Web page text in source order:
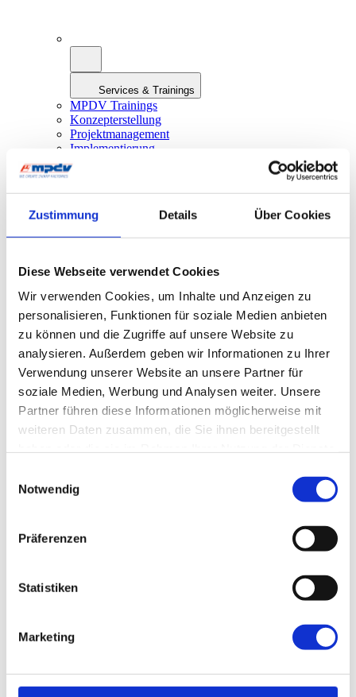
Zustimmung Details Über Cookies
Diese Webseite verwendet Cookies
Wir verwenden Cookies, um Inhalte und Anzeigen zu
personalisieren, Funktionen für soziale Medien anbieten
zu können und die Zugriffe auf unsere Website zu
analysieren. Außerdem geben wir Informationen zu Ihrer
Verwendung unserer Website an unsere Partner für
soziale Medien, Werbung und Analysen weiter. Unsere
Partner führen diese Informationen möglicherweise mit
weiteren Daten zusammen, die Sie ihnen bereitgestellt
Notwendig
Präferenzen
Statistiken
Marketing
Services & Trainings
MPDV Trainings
Konzepterstellung
Projektmanagement
Implementierung
Systembetrieb
Innovation & Wissen
Künstliche Intelligenz
KI: Definition und Geschichte
KI und Smart Factory
Smart Factory Hive
Forschung und Lehre
Smart Factory Glossar